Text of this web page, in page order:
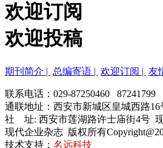
欢迎订阅
欢迎投稿
期刊简介 | 总编寄语 | 欢迎订阅 | 友
联系电话：029-87250460
通联地址：西安市新城区皇城西路
社 址: 西安市莲湖路许士庙街4号
现代企业杂志 版权所有
技术支持： 名远科技